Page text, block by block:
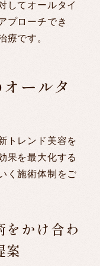
してオールタイ
プローチでき
療です。
ールタ
トレンド美容を
果を最大化する
く施術体制をご
をかけ合わ
案